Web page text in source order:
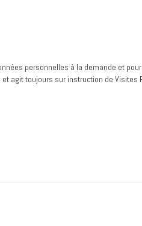
personnelles à la demande et
agit toujours sur instruction de Visites